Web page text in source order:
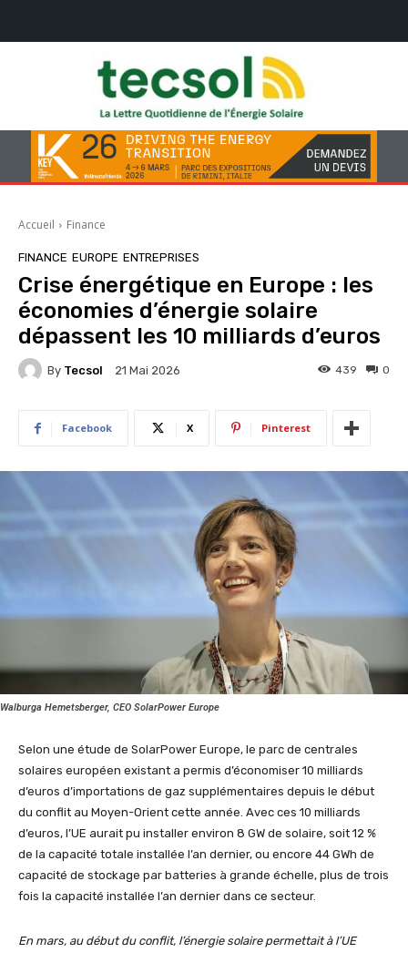
Accueil Finance
FINANCE EUROPE ENTREPRISES
Crise énergétique en Europe : les
économies d’énergie solaire
dépassent les 10 milliards d’euros
By Tecsol 21 Mai 2026 0
439
Facebook X Pinterest
Walburga Hemetsberger, CEO SolarPower Europe
Selon une étude de SolarPower Europe, le parc de centrales
solaires européen existant a permis d’économiser 10 milliards
d’euros d’importations de gaz supplémentaires depuis le début
du conflit au Moyen-Orient cette année. Avec ces 10 milliards
d’euros, l’UE aurait pu installer environ 8 GW de solaire, soit 12 %
de la capacité totale installée l’an dernier, ou encore 44 GWh de
capacité de stockage par batteries à grande échelle, plus de trois
fois la capacité installée l’an dernier dans ce secteur.
En mars, au début du conflit, l’énergie solaire permettait à l’UE